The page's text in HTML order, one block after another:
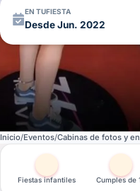
EN TUFIESTA
Desde Jun. 2022
Inicio Eventos Cabinas de fotos y
Otras versiones de
Fiestas infantiles Cumples de